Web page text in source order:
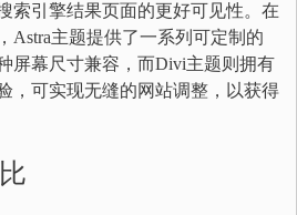
索引擎结果页面的更好可见性。在
Astra主题提供了一系列可定制的
屏幕尺寸兼容，而Divi主题则拥有
，可实现无缝的网站调整，以获得